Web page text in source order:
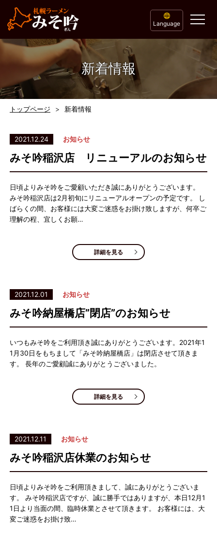
Language
新着情報
トップページ 新着情報
2021.12.24 お知らせ
みそ吟稲沢店 リニューアルのお知らせ
日頃よりみそ吟をご愛顧いただき誠にありがとうございます。
みそ吟稲沢店は2月初旬にリニューアルオープンの予定です。 し
ばらくの間、お客様には大変ご迷惑をお掛け致しますが、何卒ご
理解の程、宜しくお願…
詳細を見る
2021.12.01 お知らせ
みそ吟納屋橋店”閉店”のお知らせ
いつもみそ吟をご利用頂き誠にありがとうございます。2021年1
1月30日をもちまして「みそ吟納屋橋店」は閉店させて頂きま
す。 長年のご愛顧誠にありがとうございました。
詳細を見る
2021.12.11 お知らせ
みそ吟稲沢店休業のお知らせ
日頃よりみそ吟をご利用頂きまして、誠にありがとうございま
す。 みそ吟稲沢店ですが、誠に勝手ではありますが、本日12月1
1日より当面の間、臨時休業とさせて頂きます。 お客様には、大
変ご迷惑をお掛け致…